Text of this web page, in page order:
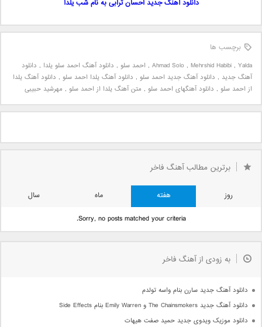
دانلود آهنگ جدید احسان ترابی به نام شب یلدا
برچسب ها
Ahmad Solo , Mehrshid Habibi , Yalda
, احمد سلو , دانلود آهنگ احمد سلو یلدا , دانلود
آهنگ جدید , دانلود آهنگ جدید احمد سلو , دانلود آهنگ یلدا احمد سلو , دانلود آهنگ یلدا
از احمد سلو , دانلود آهنگهای احمد سلو , متن آهنگ یلدا از احمد سلو , مهرشید حبیبی
برترین مطالب آهنگ فاخر
روز هفته ماه
سال
Sorry, no posts matched your criteria.
به زودی از آهنگ فاخر
دانلود آهنگ جدید سارن بنام واسه تولدم
دانلود آهنگ جدید The Chainsmokers و Emily Warren بنام Side Effects
دانلود موزیک ویدوی جدید حمید صفت هیهات